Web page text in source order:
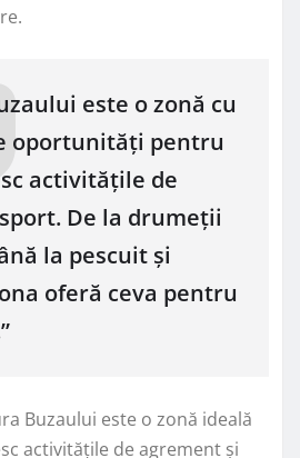
este o zonă cu
oportunități pentru
activitățile de
De la drumeții
la pescuit și
oferă ceva pentru
Buzaului este o zonă ideală
activitățile de agrement și